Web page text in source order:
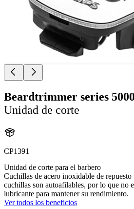
Beardtrimmer series 5000
Unidad de corte
CP1391
Unidad de corte para el barbero
Cuchillas de acero inoxidable de repuesto
cuchillas son autoafilables, por lo que no
lubricante para mantener su rendimiento.
Ver todos los beneficios